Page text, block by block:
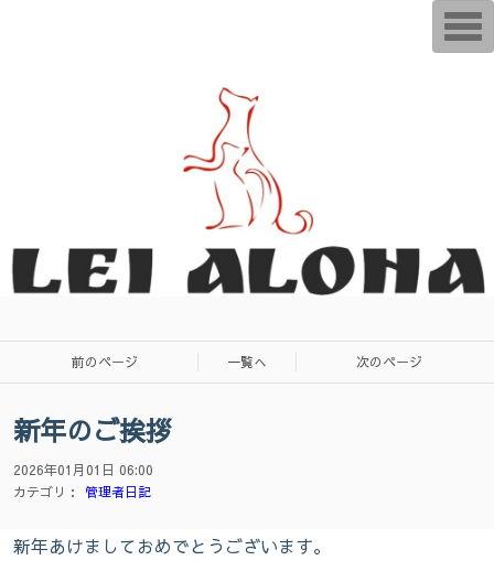
前のページ 一覧へ 次のページ
新年のご挨拶
2026年01月01日 06:00
カテゴリ：
管理者日記
新年あけましておめでとうございます。
T
o
g
o